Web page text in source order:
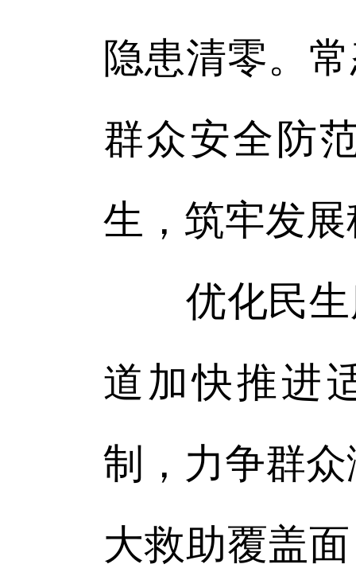
隐患清零。
群众安全防
生，筑牢发
优化民生
道加快推进
制，力争群
大救助覆盖